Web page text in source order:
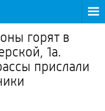
горят в
1а.
прислали